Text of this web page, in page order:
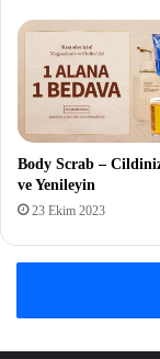
Body Scrab –
ve Yenileyin
23 Ekim 2023